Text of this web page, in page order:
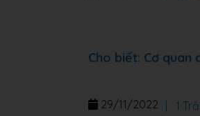
Cho biết: Cơ
29/11/2022 1